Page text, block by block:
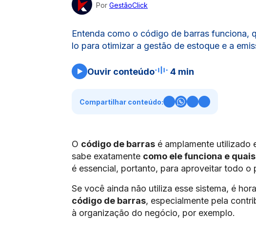
Por GestãoClick
Entenda como o código de barras funciona,
lo para otimizar a gestão de estoque e a
Ouvir conteúdo 4 min
Compartilhar conteúdo:
O código de barras é amplamente utilizado
sabe exatamente como ele funciona e
é essencial, portanto, para aproveitar todo
Se você ainda não utiliza esse sistema, é
código de barras, especialmente pela
à organização do negócio, por exemplo.